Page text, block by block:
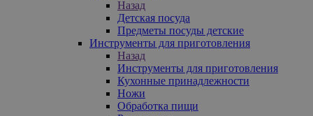
Назад
Детская посуда
Предметы посуды детские
Инструменты для приготовления
Назад
Инструменты для приготовления
Кухонные принадлежности
Ножи
Обработка пищи